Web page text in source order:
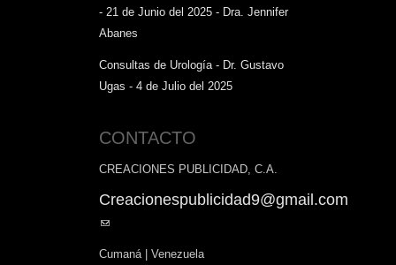
- 21 de Junio del 2025 - Dra. Jennifer
Abanes
Consultas de Urología - Dr. Gustavo
Ugas - 4 de Julio del 2025
CONTACTO
CREACIONES PUBLICIDAD, C.A.
Creacionespublicidad9@gmail.com
(link
Cumaná | Venezuela